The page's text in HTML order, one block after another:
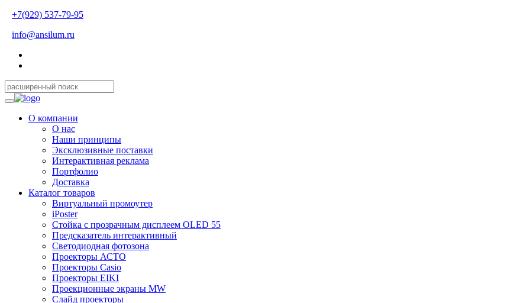
+7(929) 537-79-95
info@ansilum.ru
О компании
О нас
Наши принципы
Эксклюзивные поставки
Интерактивная реклама
Портфолио
Доставка
Каталог товаров
Виртуальный промоутер
iPoster
Стойка с прозрачным дисплеем OLED 55
Предсказатель интерактивный
Светодиодная фотозона
Проекторы АСТО
Проекторы Casio
Проекторы EIKI
Проекционные экраны MW
Слайд проекторы